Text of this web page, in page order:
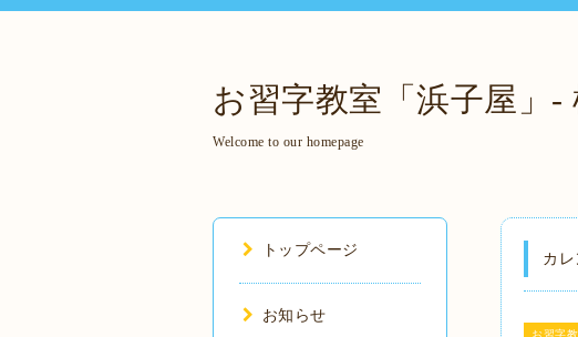
お習字教室「浜子屋」-
Welcome to our homepage
カレ
お習字
トップページ
お知らせ